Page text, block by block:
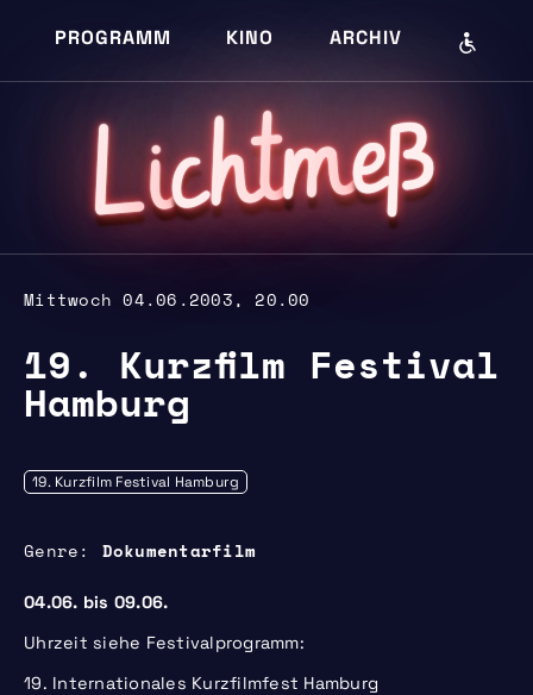
PROGRAMM KINO ARCHIV
Lichtmeß
Mittwoch 04.06.2003, 20.00
19. Kurzfilm Festival
Hamburg
19. Kurzfilm Festival Hamburg
Genre Dokumentarfilm
04.06. bis 09.06.
Uhrzeit siehe Festivalprogramm:
19. Internationales Kurzfilmfest Hamburg